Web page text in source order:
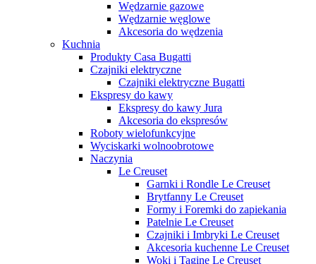
Wędzarnie gazowe
Wędzarnie węglowe
Akcesoria do wędzenia
Kuchnia
Produkty Casa Bugatti
Czajniki elektryczne
Czajniki elektryczne Bugatti
Ekspresy do kawy
Ekspresy do kawy Jura
Akcesoria do ekspresów
Roboty wielofunkcyjne
Wyciskarki wolnoobrotowe
Naczynia
Le Creuset
Garnki i Rondle Le Creuset
Brytfanny Le Creuset
Formy i Foremki do zapiekania
Patelnie Le Creuset
Czajniki i Imbryki Le Creuset
Akcesoria kuchenne Le Creuset
Woki i Tagine Le Creuset